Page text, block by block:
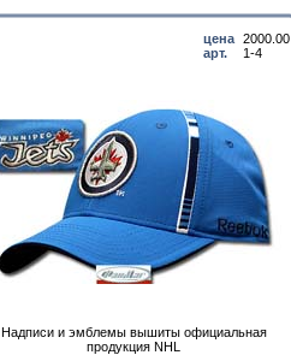
цена 2000.00
арт.
1-4
Надписи и эмблемы вышиты официальная
прoдукция NHL